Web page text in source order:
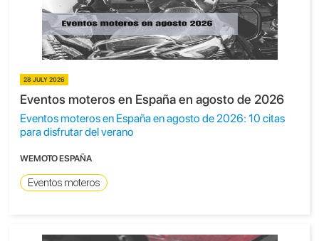
28 JULY 2026
Eventos moteros en España en agosto de 2026
Eventos moteros en España en agosto de 2026: 10 citas
para disfrutar del verano
WEMOTO ESPAÑA
Eventos moteros